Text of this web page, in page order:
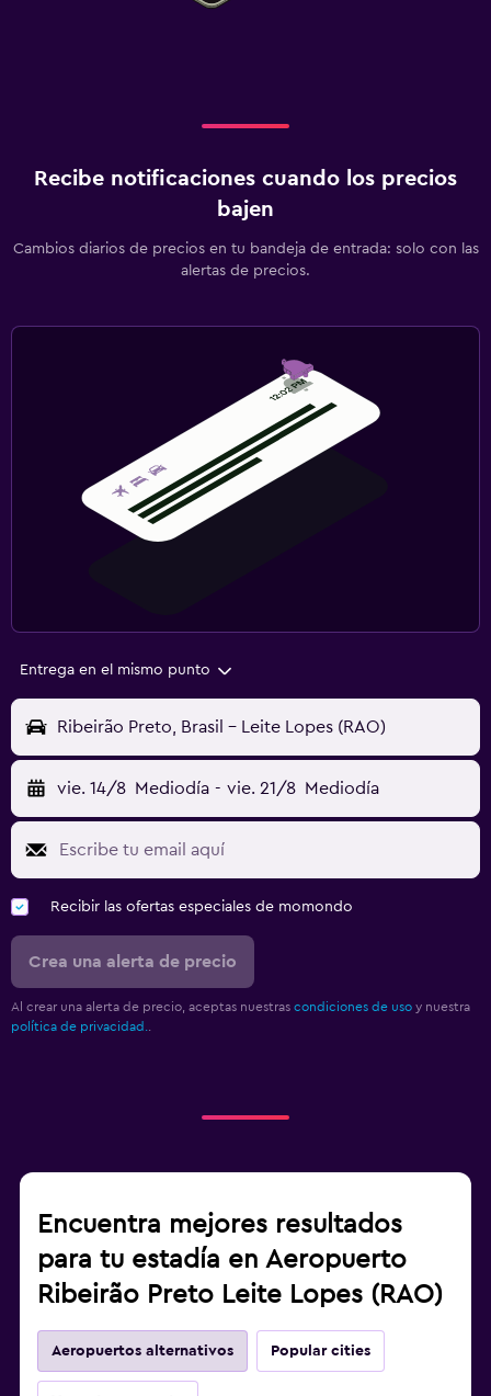
Recibe notificaciones cuando los precios
bajen
Cambios diarios de precios en tu bandeja de entrada: solo con las
alertas de precios.
Entrega en el mismo punto
Ribeirão Preto, Brasil - Leite Lopes (RAO)
vie. 14/8 Mediodía - vie. 21/8 Mediodía
Recibir las ofertas especiales de momondo
Crea una alerta de precio
Al crear una alerta de precio, aceptas nuestras condiciones de uso y nuestra
política de privacidad..
Encuentra mejores resultados
para tu estadía en Aeropuerto
Ribeirão Preto Leite Lopes (RAO)
Aeropuertos alternativos Popular cities